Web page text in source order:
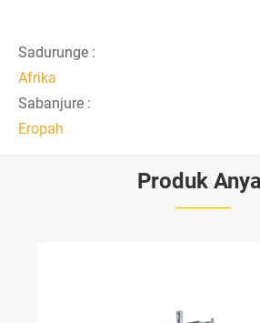
Sadurunge :
Afrika
Sabanjure :
Eropah
Produk